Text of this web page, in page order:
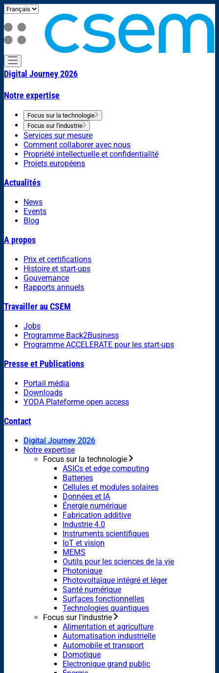
Digital Journey 2026
Notre expertise
Focus sur la technologie
Focus sur l'industrie
Services sur mesure
Comment collaborer avec nous
Propriété intellectuelle et confidentialité
Projets européens
Actualités
News
Events
Blog
A propos
Prix et certifications
Histoire et start-ups
Gouvernance
Rapports annuels
Travailler au CSEM
Jobs
Programme Back2Business
Programme ACCELERATE pour les start-ups
Presse et Publications
Portail média
Downloads
YODA Plateforme open access
Contact
Digital Journey 2026
Notre expertise
Focus sur la technologie
ASICs et edge computing
Batteries
Cellules et modules solaires
Données et IA
Énergie numérique
Fabrication additive
Industrie 4.0
Instruments scientifiques
IoT et vision
MEMS
Outils pour les sciences de la vie
Photonique
Photovoltaïque intégré et léger
Santé numérique
Surfaces fonctionnelles
Technologies quantiques
Focus sur l'industrie
Alimentation et agriculture
Automatisation industrielle
Automobile et transport
Domotique
Electronique grand public